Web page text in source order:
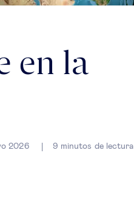
en la
2026 9 minutos de lectura